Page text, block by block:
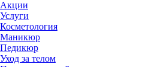
Акции
Услуги
Косметология
Маникюр
Педикюр
Уход за телом